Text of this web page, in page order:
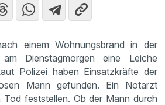
einem Wohnungsbrand in der
Dienstagmorgen eine Leiche
Polizei haben Einsatzkräfte der
Mann gefunden. Ein Notarzt
feststellen. Ob der Mann durch